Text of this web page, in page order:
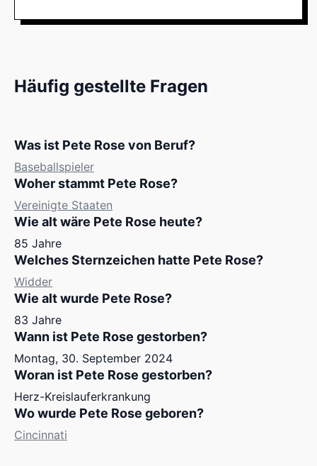
Häufig gestellte Fragen
Was ist Pete Rose von Beruf?
Baseballspieler
Woher stammt Pete Rose?
Vereinigte Staaten
Wie alt wäre Pete Rose heute?
85 Jahre
Welches Sternzeichen hatte Pete Rose?
Widder
Wie alt wurde Pete Rose?
83 Jahre
Wann ist Pete Rose gestorben?
Montag, 30. September 2024
Woran ist Pete Rose gestorben?
Herz-Kreislauferkrankung
Wo wurde Pete Rose geboren?
Cincinnati